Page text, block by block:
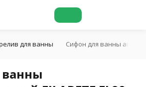
для ванны Сифон для ванны